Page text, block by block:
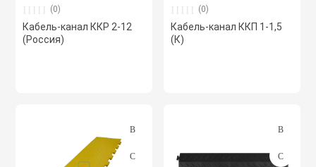
(0)
Кабель-канал ККР 2-12
(Россия)
(0)
Кабель-канал ККП 1-1,5
(К)